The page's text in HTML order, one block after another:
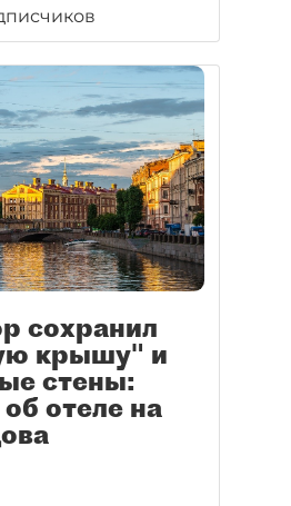
сохранил
крышу" и
стены:
отеле на